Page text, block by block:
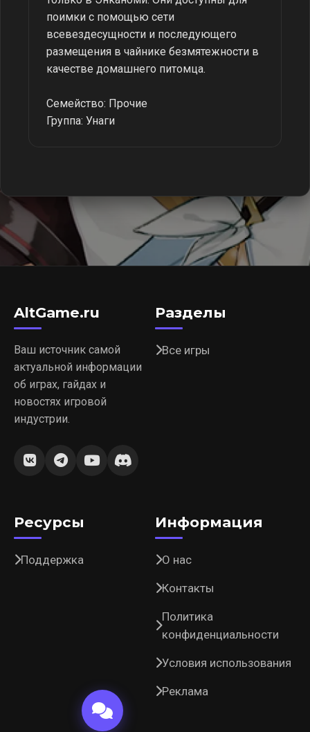
поимки с помощью сети
всевездесущности и последующего
размещения в чайнике безмятежности в
качестве домашнего питомца.
Семейство: Прочие
Группа: Унаги
AltGame.ru
Ваш источник самой
актуальной информации
об играх, гайдах и
новостях игровой
индустрии.
Разделы
Все игры
Ресурсы
Поддержка
Информация
О нас
Контакты
Политика
конфиденциальности
Условия использования
Реклама